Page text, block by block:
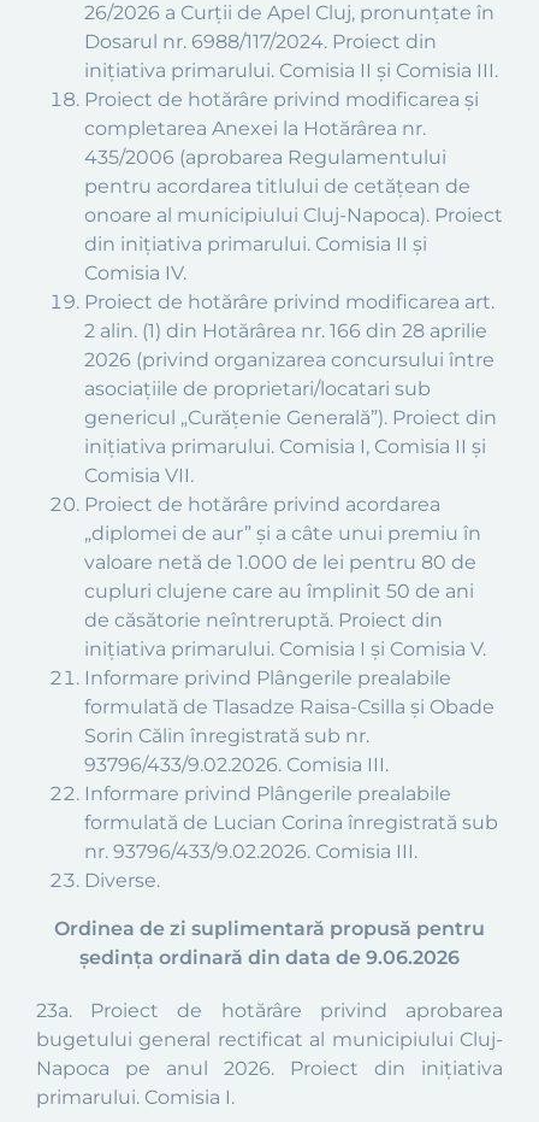
26/2026 a Curții de Apel Cluj, pronunțate în
Dosarul nr. 6988/117/2024. Proiect din
inițiativa primarului. Comisia II și Comisia III.
Proiect de hotărâre privind modificarea și
completarea Anexei la Hotărârea nr.
435/2006 (aprobarea Regulamentului
pentru acordarea titlului de cetățean de
onoare al municipiului Cluj-Napoca). Proiect
din inițiativa primarului. Comisia II și
Comisia IV.
Proiect de hotărâre privind modificarea art.
2 alin. (1) din Hotărârea nr. 166 din 28 aprilie
2026 (privind organizarea concursului între
asociațiile de proprietari/locatari sub
genericul „Curățenie Generală”). Proiect din
inițiativa primarului. Comisia I, Comisia II și
Comisia VII.
Proiect de hotărâre privind acordarea
„diplomei de aur” și a câte unui premiu în
valoare netă de 1.000 de lei pentru 80 de
cupluri clujene care au împlinit 50 de ani
de căsătorie neîntreruptă. Proiect din
inițiativa primarului. Comisia I și Comisia V.
Informare privind Plângerile prealabile
formulată de Tlasadze Raisa-Csilla și Obade
Sorin Călin înregistrată sub nr.
93796/433/9.02.2026. Comisia III.
Informare privind Plângerile prealabile
formulată de Lucian Corina înregistrată sub
nr. 93796/433/9.02.2026. Comisia III.
Diverse.
Ordinea de zi suplimentară propusă pentru
ședința ordinară din data de 9.06.2026
23a. Proiect de hotărâre privind aprobarea
bugetului general rectificat al municipiului Cluj-
Napoca pe anul 2026. Proiect din inițiativa
primarului. Comisia I.